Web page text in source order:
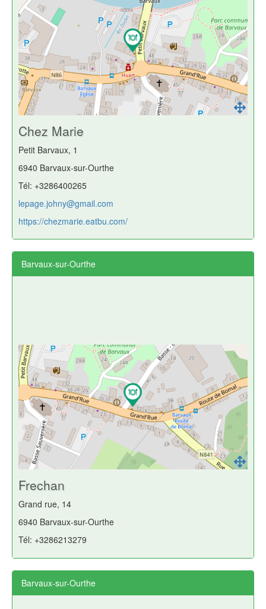
Chez Marie
Petit Barvaux, 1
6940 Barvaux-sur-Ourthe
Tél: +3286400265
lepage.johny@gmail.com
https://chezmarie.eatbu.com/
Barvaux-sur-Ourthe
Frechan
Grand rue, 14
6940 Barvaux-sur-Ourthe
Tél: +3286213279
Barvaux-sur-Ourthe